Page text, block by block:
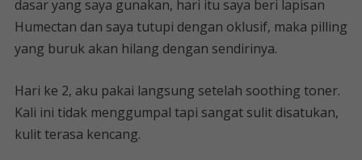
dasar yang saya gunakan, hari itu saya beri lapisan
Humectan dan saya tutupi dengan oklusif, maka pilling
yang buruk akan hilang dengan sendirinya.
Hari ke 2, aku pakai langsung setelah soothing toner.
Kali ini tidak menggumpal tapi sangat sulit disatukan,
kulit terasa kencang.